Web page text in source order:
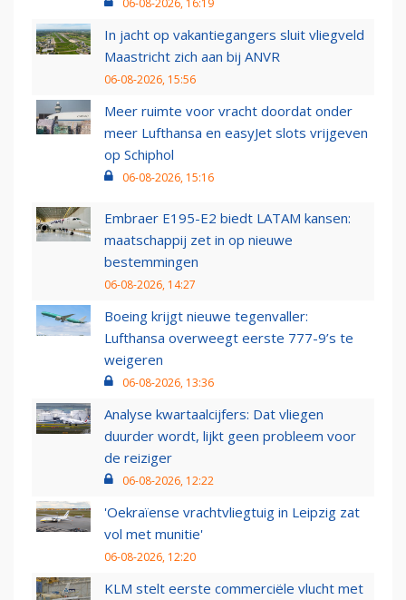
06-08-2026, 16:19
In jacht op vakantiegangers sluit vliegveld
Maastricht zich aan bij ANVR
06-08-2026, 15:56
Meer ruimte voor vracht doordat onder
meer Lufthansa en easyJet slots vrijgeven
op Schiphol
06-08-2026, 15:16
Embraer E195-E2 biedt LATAM kansen:
maatschappij zet in op nieuwe
bestemmingen
06-08-2026, 14:27
Boeing krijgt nieuwe tegenvaller:
Lufthansa overweegt eerste 777-9’s te
weigeren
06-08-2026, 13:36
Analyse kwartaalcijfers: Dat vliegen
duurder wordt, lijkt geen probleem voor
de reiziger
06-08-2026, 12:22
'Oekraïense vrachtvliegtuig in Leipzig zat
vol met munitie'
06-08-2026, 12:20
KLM stelt eerste commerciële vlucht met